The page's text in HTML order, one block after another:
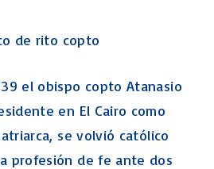
de rito copto
el obispo copto Atanasio
en El Cairo como
se volvió católico
profesión de fe ante dos